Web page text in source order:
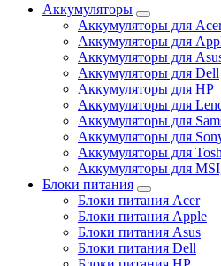
Аккумуляторы
Аккумуляторы для
Аккумуляторы для
Аккумуляторы для
Аккумуляторы для Dell
Аккумуляторы для HP
Аккумуляторы для
Аккумуляторы для
Аккумуляторы для
Аккумуляторы для
Аккумуляторы для
Блоки питания
Блоки питания Acer
Блоки питания Apple
Блоки питания Asus
Блоки питания Dell